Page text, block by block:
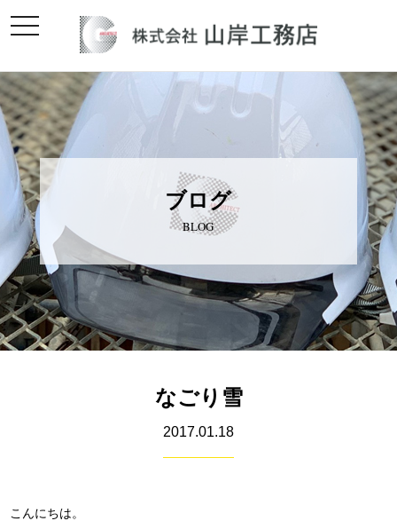
toggle
navigation
ブログ
BLOG
なごり雪
2017.01.18
こんにちは。